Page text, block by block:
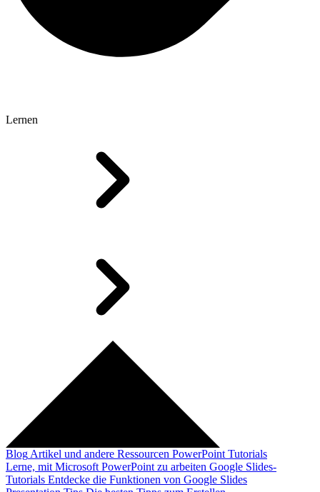
Lernen
Blog Artikel und andere Ressourcen PowerPoint Tutorials
Lerne, mit Microsoft PowerPoint zu arbeiten Google Slides-
Tutorials Entdecke die Funktionen von Google Slides